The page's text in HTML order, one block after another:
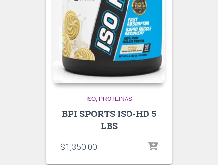
ISO PROTEINAS
BPI SPORTS ISO-HD 5
LBS
$1,350.00